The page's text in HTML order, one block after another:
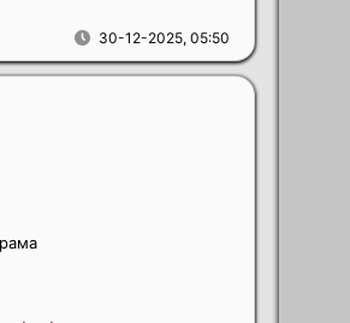
30-12-2025, 05:50